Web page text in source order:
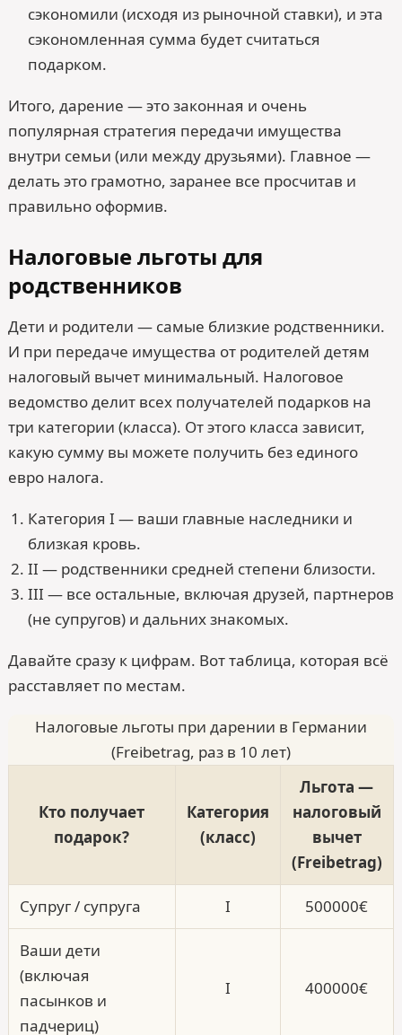
сэкономили (исходя из рыночной ставки), и эта
сэкономленная сумма будет считаться
подарком.
Итого, дарение — это законная и очень
популярная стратегия передачи имущества
внутри семьи (или между друзьями). Главное —
делать это грамотно, заранее все просчитав и
правильно оформив.
Налоговые льготы для
родственников
Дети и родители — самые близкие родственники.
И при передаче имущества от родителей детям
налоговый вычет минимальный. Налоговое
ведомство делит всех получателей подарков на
три категории (класса). От этого класса зависит,
какую сумму вы можете получить без единого
евро налога.
Категория I — ваши главные наследники и
близкая кровь.
II — родственники средней степени близости.
III — все остальные, включая друзей, партнеров
(не супругов) и дальних знакомых.
Давайте сразу к цифрам. Вот таблица, которая всё
расставляет по местам.
Налоговые льготы при дарении в Германии
(Freibetrag, раз в 10 лет)
Кто получает
подарок?
Категория
(класс)
Льгота —
налоговый
вычет
(Freibetrag)
Супруг / супруга I 500000€
Ваши дети
(включая
пасынков и
падчериц)
I 400000€